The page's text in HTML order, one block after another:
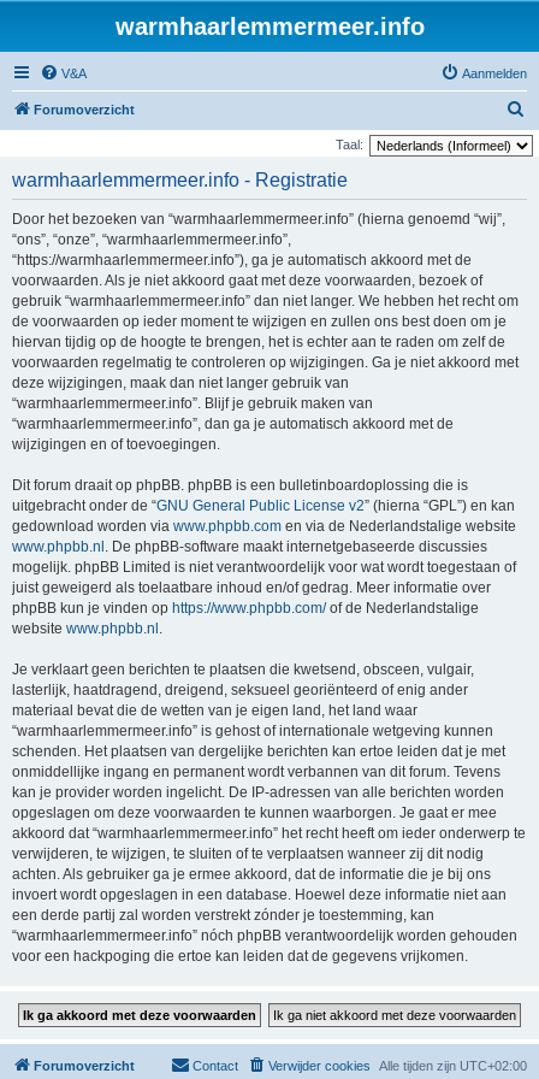
warmhaarlemmermeer.info
V&A Aanmelden
Forumoverzicht
o
Taal:
warmhaarlemmermeer.info - Registratie
Door het bezoeken van “warmhaarlemmermeer.info” (hierna genoemd “wij”,
“ons”, “onze”, “warmhaarlemmermeer.info”,
“https://warmhaarlemmermeer.info”), ga je automatisch akkoord met de
voorwaarden. Als je niet akkoord gaat met deze voorwaarden, bezoek of
gebruik “warmhaarlemmermeer.info” dan niet langer. We hebben het recht om
de voorwaarden op ieder moment te wijzigen en zullen ons best doen om je
hiervan tijdig op de hoogte te brengen, het is echter aan te raden om zelf de
voorwaarden regelmatig te controleren op wijzigingen. Ga je niet akkoord met
deze wijzigingen, maak dan niet langer gebruik van
“warmhaarlemmermeer.info”. Blijf je gebruik maken van
“warmhaarlemmermeer.info”, dan ga je automatisch akkoord met de
wijzigingen en of toevoegingen.
Dit forum draait op phpBB. phpBB is een bulletinboardoplossing die is
uitgebracht onder de “GNU General Public License v2” (hierna “GPL”) en kan
gedownload worden via www.phpbb.com en via de Nederlandstalige website
www.phpbb.nl . De phpBB-software maakt internetgebaseerde discussies
mogelijk. phpBB Limited is niet verantwoordelijk voor wat wordt toegestaan of
juist geweigerd als toelaatbare inhoud en/of gedrag. Meer informatie over
phpBB kun je vinden op https://www.phpbb.com/of de Nederlandstalige
website www.phpbb.nl .
Je verklaart geen berichten te plaatsen die kwetsend, obsceen, vulgair,
lasterlijk, haatdragend, dreigend, seksueel georiënteerd of enig ander
materiaal bevat die de wetten van je eigen land, het land waar
“warmhaarlemmermeer.info” is gehost of internationale wetgeving kunnen
schenden. Het plaatsen van dergelijke berichten kan ertoe leiden dat je met
onmiddellijke ingang en permanent wordt verbannen van dit forum. Tevens
kan je provider worden ingelicht. De IP-adressen van alle berichten worden
opgeslagen om deze voorwaarden te kunnen waarborgen. Je gaat er mee
akkoord dat “warmhaarlemmermeer.info” het recht heeft om ieder onderwerp te
verwijderen, te wijzigen, te sluiten of te verplaatsen wanneer zij dit nodig
achten. Als gebruiker ga je ermee akkoord, dat de informatie die je bij ons
invoert wordt opgeslagen in een database. Hoewel deze informatie niet aan
een derde partij zal worden verstrekt zónder je toestemming, kan
“warmhaarlemmermeer.info” nóch phpBB verantwoordelijk worden gehouden
voor een hackpoging die ertoe kan leiden dat de gegevens vrijkomen.
Forumoverzicht Alle tijden zijn UTC+02:00
Verwijder cookies
Contact